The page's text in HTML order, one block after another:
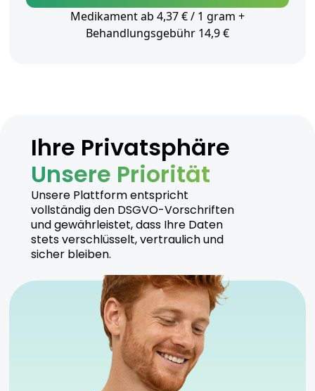
Medikament ab 4,37 € / 1 gram +
Behandlungsgebühr 14,9 €
Ihre Privatsphäre
Unsere Priorität
Unsere Plattform entspricht
vollständig den DSGVO-Vorschriften
und gewährleistet, dass Ihre Daten
stets verschlüsselt, vertraulich und
sicher bleiben.